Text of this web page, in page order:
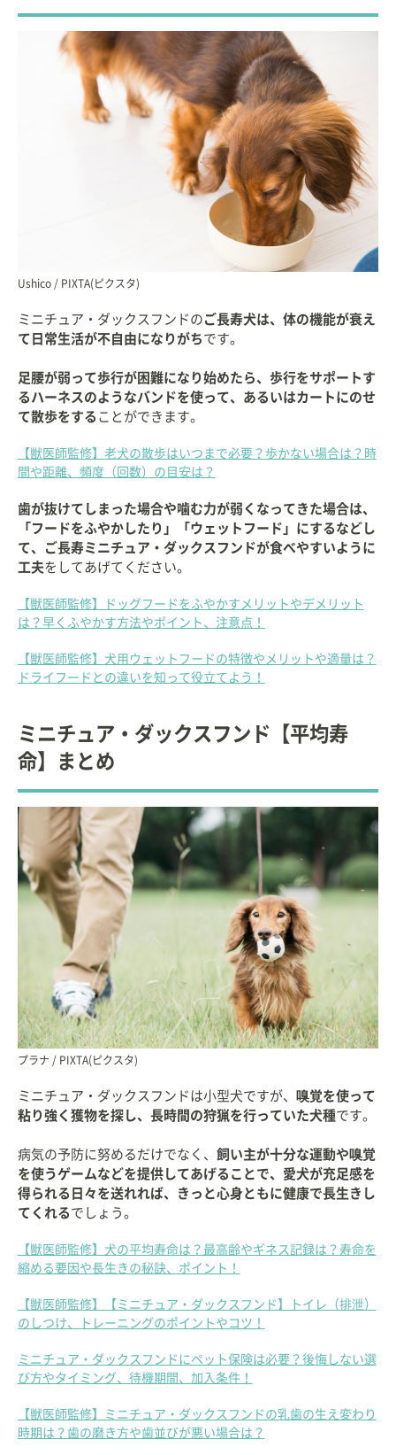
Ushico / PIXTA(ピクスタ)
ミニチュア・ダックスフンドの ご長寿犬は、体の機能が衰え
て日常生活が不自由になりがち です。
足腰が弱って歩行が困難になり始めたら、歩行をサポートす
るハーネスのようなバンドを使って、あるいはカートにのせ
て散歩をする ことができます。
【獣医師監修】老犬の散歩はいつまで必要？歩かない場合は？時
間や距離、頻度（回数）の目安は？
歯が抜けてしまった場合や噛む力が弱くなってきた場合は、
「フードをふやかしたり」「ウェットフード」にするなどし
て、ご長寿ミニチュア・ダックスフンドが食べやすいように
工夫をしてあげてください。
【獣医師監修】ドッグフードをふやかすメリットやデメリット
は？早くふやかす方法やポイント、注意点！
【獣医師監修】犬用ウェットフードの特徴やメリットや適量は？
ドライフードとの違いを知って役立てよう！
ミニチュア・ダックスフンド【平均寿
命】まとめ
プラナ / PIXTA(ピクスタ)
ミニチュア・ダックスフンドは小型犬ですが、
嗅覚を使って
粘り強く獲物を探し、長時間の狩猟を行っていた犬種です。
病気の予防に努めるだけでなく、 飼い主が十分な運動や嗅覚
を使うゲームなどを提供してあげることで、愛犬が充足感を
得られる日々を送れれば、きっと心身ともに健康で長生きし
てくれる でしょう。
【獣医師監修】犬の平均寿命は？最高齢やギネス記録は？寿命を
縮める要因や長生きの秘訣、ポイント！
【獣医師監修】【ミニチュア・ダックスフンド】トイレ（排泄）
のしつけ、トレーニングのポイントやコツ！
ミニチュア・ダックスフンドにペット保険は必要？後悔しない選
び方やタイミング、待機期間、加入条件！
【獣医師監修】ミニチュア・ダックスフンドの乳歯の生え変わり
時期は？歯の磨き方や歯並びが悪い場合は？